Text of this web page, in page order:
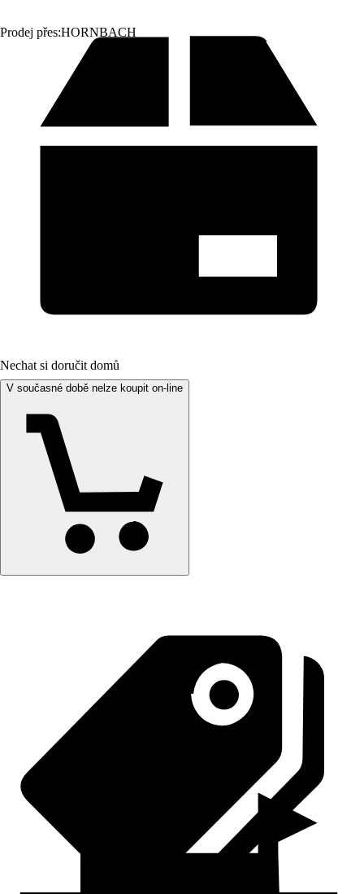
Prodej přes:HORNBACH
Nechat si doručit domů
V současné době nelze koupit on-line